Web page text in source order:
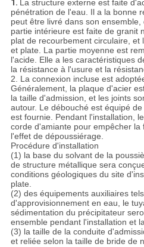
1. La structure externe est faite
pénétration de l'eau. Il a la bonne
peut être livré dans son
partie intérieure est faite de granit
plat de recourbement circulaire, et
et plate. La partie moyenne est
l'acide. Elle a les caractéristiques
la résistance à l'usure et la
2. La connexion incluse est
Généralement, la plaque d'acier
la taille d'admission, et les joints
autour. Le débouché est équipé
est fournie. Pendant l'installation,
corde d'amiante pour empêcher
l'effet de dépoussiérage.
Procédure d'installation
(1) la base du solvant de la
de structure métallique sera
conditions géologiques du site
plate.
(2) des équipements auxiliaires
d'approvisionnement en eau, le
sédimentation du précipitateur
ensemble pendant l'installation et
(3) la taille de la conduite
et reliée selon la taille de bride de